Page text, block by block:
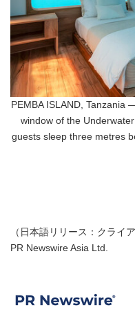
PEMBA ISLAND, Tanzania
window of the
guests sleep three metres
（日本語リリース：クライ
PR Newswire Asia Ltd.